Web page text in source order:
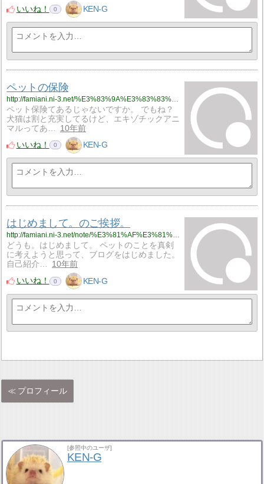
いいね！
0 KEN-G
ペットの保険
http://famiani.ni-3.net/%E3%83%9A%E3%83%83%E3%83%88/%E3%83%9A%E3%83%83%E3%83%88%E3%81%AE%E4%BF%9D%E9%99%BA
ペット保険てあるじゃないですか。 でもね？
犬猫は割と充実してるけど、エキゾチックアニ
マルってあ…
10年前
いいね！
0 KEN-G
はじめまして。のご挨拶。
http://famiani.ni-3.net/note/%E3%81%AF%E3%81%98%E3%82%81%E3%81%BE%E3%81%97%E3%81%A6%E3%80%82%E3%81%AE%E3%81%94%E6%8C%A8%E6%8B%B6%E3%80%82
どうも。はじめまして。 ペットのことを真剣
に考えようと思って、ブログをはじめました。
自己紹介…
10年前
いいね！
0 KEN-G
プロフィール
[参照中のユーザ]
KEN-G